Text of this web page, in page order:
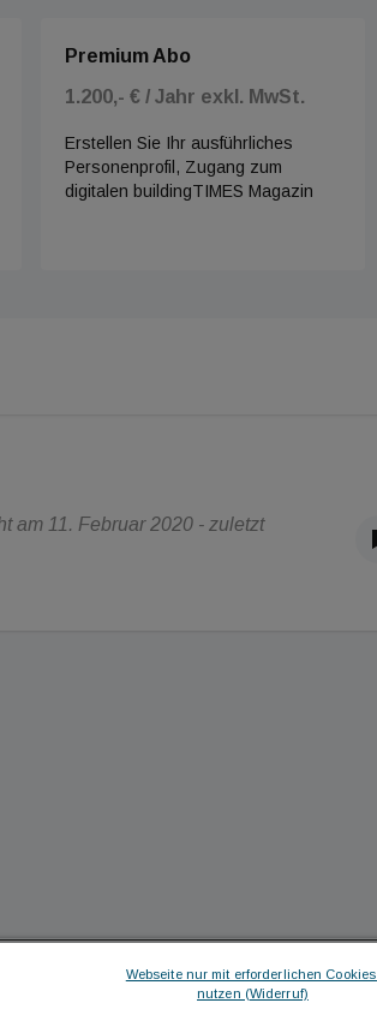
Premium Abo
1.200,- € / Jahr exkl. MwSt.
Erstellen Sie Ihr ausführliches
Personenprofil, Zugang zum
digitalen buildingTIMES Magazin
am 11. Februar 2020 - zuletzt
Webseite nur mit erforderlichen Cookies
nutzen (Widerruf)